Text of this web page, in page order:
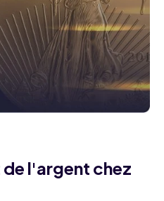
l'argent chez